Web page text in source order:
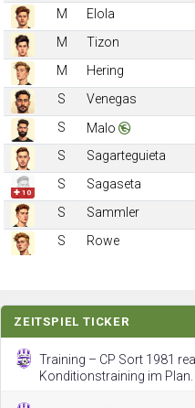
M
Elola
M
Tizon
M
Hering
S
Venegas
S
Malo
S
Sagarteguieta
✚ 10
S Sagaseta
S
Sammler
S
Rowe
ZEITSPIEL TICKER
Training – CP Sort 1981
Konditionstraining im Plan.